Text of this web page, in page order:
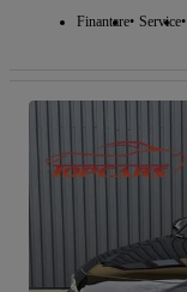
Finantare Service